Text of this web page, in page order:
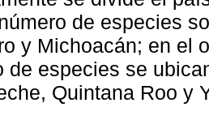
de especies
y Michoacán; en el
de especies se
Quintana Roo y